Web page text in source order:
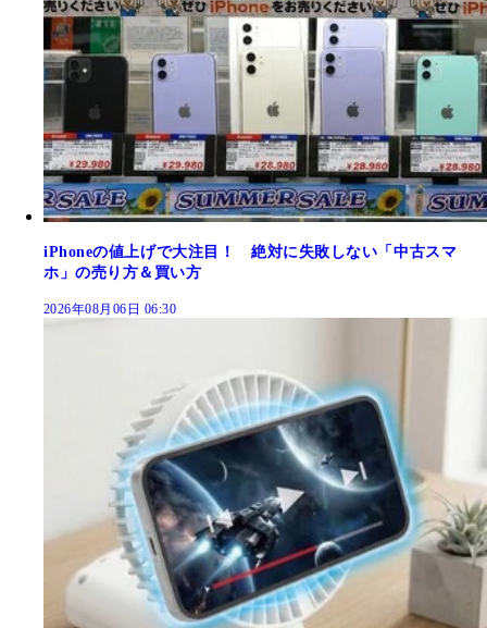
iPhoneの値上げで大注目！ 絶対に失敗しない「中古スマ
ホ」の売り方＆買い方
2026年08月06日 06:30